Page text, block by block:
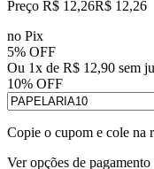
Preço R$ 12,26R$ 12,26
no Pix
5% OFF
Ou 1x de R$ 12,90 sem
10% OFF
Copie o cupom e cole na
Ver opções de pagamento